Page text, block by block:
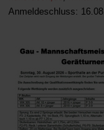
Anmeldeschluss: